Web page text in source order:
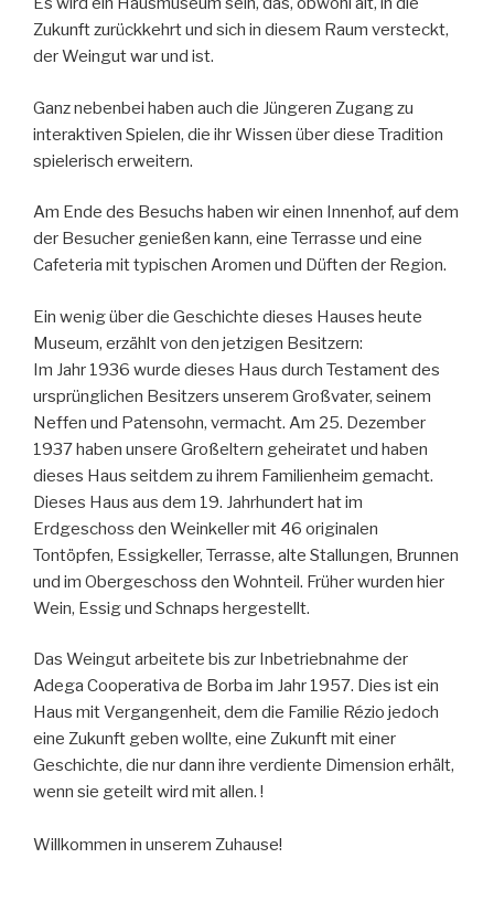
Zukunft zurückkehrt und sich in diesem Raum versteckt,
der Weingut war und ist.
Ganz nebenbei haben auch die Jüngeren Zugang zu
interaktiven Spielen, die ihr Wissen über diese Tradition
spielerisch erweitern.
Am Ende des Besuchs haben wir einen Innenhof, auf dem
der Besucher genießen kann, eine Terrasse und eine
Cafeteria mit typischen Aromen und Düften der Region.
Ein wenig über die Geschichte dieses Hauses heute
Museum, erzählt von den jetzigen Besitzern:
Im Jahr 1936 wurde dieses Haus durch Testament des
ursprünglichen Besitzers unserem Großvater, seinem
Neffen und Patensohn, vermacht. Am 25. Dezember
1937 haben unsere Großeltern geheiratet und haben
dieses Haus seitdem zu ihrem Familienheim gemacht.
Dieses Haus aus dem 19. Jahrhundert hat im
Erdgeschoss den Weinkeller mit 46 originalen
Tontöpfen, Essigkeller, Terrasse, alte Stallungen, Brunnen
und im Obergeschoss den Wohnteil. Früher wurden hier
Wein, Essig und Schnaps hergestellt.
Das Weingut arbeitete bis zur Inbetriebnahme der
Adega Cooperativa de Borba im Jahr 1957. Dies ist ein
Haus mit Vergangenheit, dem die Familie Rézio jedoch
eine Zukunft geben wollte, eine Zukunft mit einer
Geschichte, die nur dann ihre verdiente Dimension erhält,
wenn sie geteilt wird mit allen. !
Willkommen in unserem Zuhause!